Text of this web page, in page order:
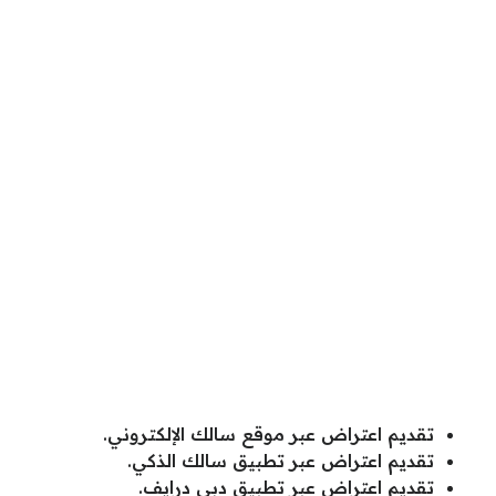
تقديم اعتراض عبر موقع سالك الإلكتروني.
تقديم اعتراض عبر تطبيق سالك الذكي.
تقديم اعتراض عبر تطبيق دبي درايف.